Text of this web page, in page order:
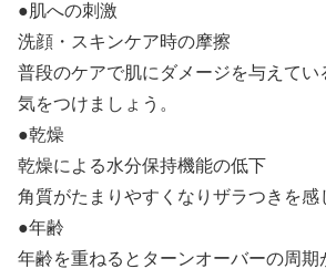
●肌への刺激
洗顔・スキンケア時の摩擦
普段のケアで肌にダメージを与えてい
気をつけましょう。
●乾燥
乾燥による水分保持機能の低下
角質がたまりやすくなりザラつきを感
●年齢
年齢を重ねるとターンオーバーの周期